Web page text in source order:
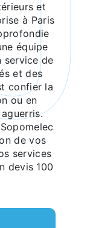
à Paris
équipe
service de
et des
confier la
ou en
de vos
services
devis 100